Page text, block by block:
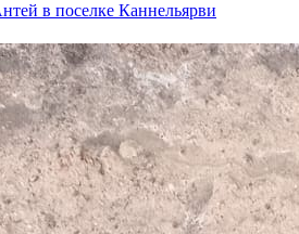
в поселке Каннельярви